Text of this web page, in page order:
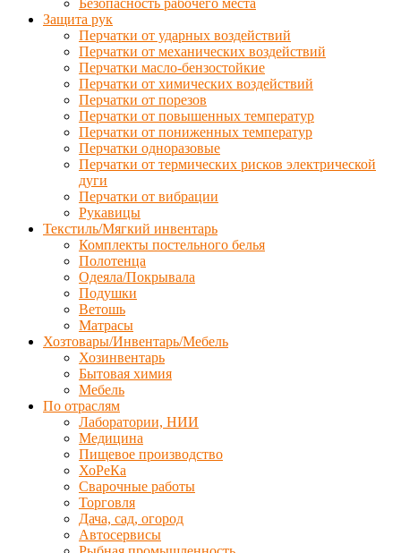
Защита рук
Перчатки от ударных воздействий
Перчатки от механических воздействий
Перчатки масло-бензостойкие
Перчатки от химических воздействий
Перчатки от порезов
Перчатки от повышенных температур
Перчатки от пониженных температур
Перчатки одноразовые
Перчатки от термических рисков электрической
дуги
Перчатки от вибрации
Рукавицы
Текстиль/Мягкий инвентарь
Комплекты постельного белья
Полотенца
Одеяла/Покрывала
Подушки
Ветошь
Матрасы
Хозтовары/Инвентарь/Мебель
Хозинвентарь
Бытовая химия
Мебель
По отраслям
Лаборатории, НИИ
Медицина
Пищевое производство
ХоРеКа
Сварочные работы
Торговля
Дача, сад, огород
Автосервисы